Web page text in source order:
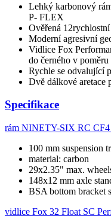
Lehký karbonový
P- FLEX
Ověřená
Moderní agresivní
Vidlice Fox
do černého v
Rychle se odvalující
Dvě dálkové aretace
Specifikace
rám NINETY-SIX RC
100 mm suspension
material: carbon
29x2.35" max.
148x12 mm axle
BSA bottom bracket
vidlice Fox 32 Float SC